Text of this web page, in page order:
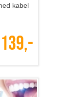
kabel
139,-